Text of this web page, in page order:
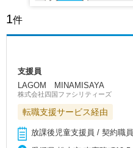
1件
支援員
LAGOM MINAMISAYA
株式会社四国ファシリティーズ
転職支援サービス経由
放課後児童支援員 / 契約職員